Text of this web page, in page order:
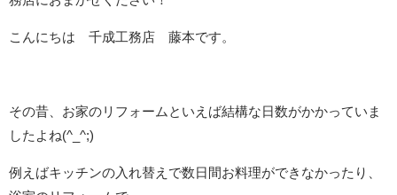
こんにちは 千成工務店 藤本です。
その昔、お家のリフォームといえば結構な日数がかかっていま
したよね(^_^;)
例えばキッチンの入れ替えで数日間お料理ができなかったり、